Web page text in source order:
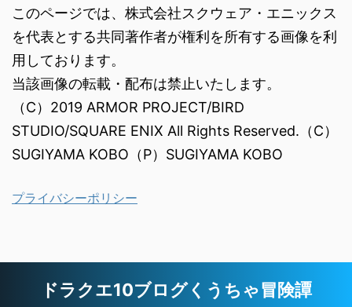
このページでは、株式会社スクウェア・エニックス
を代表とする共同著作者が権利を所有する画像を利
用しております。
当該画像の転載・配布は禁止いたします。
（C）2019 ARMOR PROJECT/BIRD
STUDIO/SQUARE ENIX All Rights Reserved.（C）
SUGIYAMA KOBO（P）SUGIYAMA KOBO
プライバシーポリシー
ドラクエ10ブログくうちゃ冒険譚